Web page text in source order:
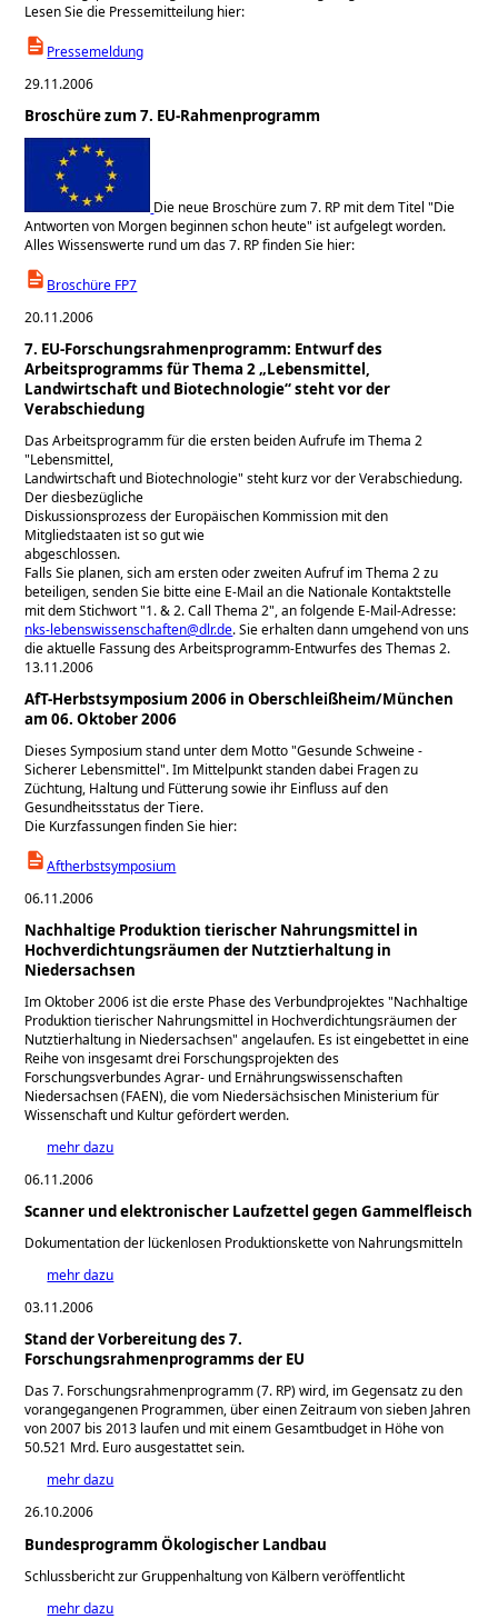
Lesen Sie die Pressemitteilung hier:
Pressemeldung
29.11.2006
Broschüre zum 7. EU-Rahmenprogramm
Die neue Broschüre zum 7. RP mit dem Titel "Die
Antworten von Morgen beginnen schon heute" ist aufgelegt worden.
Alles Wissenswerte rund um das 7. RP finden Sie hier:
Broschüre FP7
20.11.2006
7. EU-Forschungsrahmenprogramm: Entwurf des
Arbeitsprogramms für Thema 2 „Lebensmittel,
Landwirtschaft und Biotechnologie“ steht vor der
Verabschiedung
Das Arbeitsprogramm für die ersten beiden Aufrufe im Thema 2
Lebensmittel,
Landwirtschaft und Biotechnologie steht kurz vor der Verabschiedung.
Der diesbezügliche
Diskussionsprozess der Europäischen Kommission mit den
Mitgliedstaaten ist so gut wie
abgeschlossen.
Falls Sie planen, sich am ersten oder zweiten Aufruf im Thema 2 zu
beteiligen, senden Sie bitte eine E-Mail an die Nationale Kontaktstelle
mit dem Stichwort 1. & 2. Call Thema 2 , an folgende E-Mail-Adresse:
nks-lebenswissenschaften@dlr.de. Sie erhalten dann umgehend von uns
die aktuelle Fassung des Arbeitsprogramm-Entwurfes des Themas 2.
13.11.2006
AfT-Herbstsymposium 2006 in Oberschleißheim/München
am 06. Oktober 2006
Dieses Symposium stand unter dem Motto "Gesunde Schweine -
Sicherer Lebensmittel". Im Mittelpunkt standen dabei Fragen zu
Züchtung, Haltung und Fütterung sowie ihr Einfluss auf den
Gesundheitsstatus der Tiere.
Die Kurzfassungen finden Sie hier:
Aftherbstsymposium
06.11.2006
Nachhaltige Produktion tierischer Nahrungsmittel in
Hochverdichtungsräumen der Nutztierhaltung in
Niedersachsen
Im Oktober 2006 ist die erste Phase des Verbundprojektes "Nachhaltige
Produktion tierischer Nahrungsmittel in Hochverdichtungsräumen der
Nutztierhaltung in Niedersachsen" angelaufen. Es ist eingebettet in eine
Reihe von insgesamt drei Forschungsprojekten des
Forschungsverbundes Agrar- und Ernährungswissenschaften
Niedersachsen (FAEN), die vom Niedersächsischen Ministerium für
Wissenschaft und Kultur gefördert werden.
mehr dazu
06.11.2006
Scanner und elektronischer Laufzettel gegen Gammelfleisch
Dokumentation der lückenlosen Produktionskette von Nahrungsmitteln
mehr dazu
03.11.2006
Stand der Vorbereitung des 7.
Forschungsrahmenprogramms der EU
Das 7. Forschungsrahmenprogramm (7. RP) wird, im Gegensatz zu den
vorangegangenen Programmen, über einen Zeitraum von sieben Jahren
von 2007 bis 2013 laufen und mit einem Gesamtbudget in Höhe von
50.521 Mrd. Euro ausgestattet sein.
mehr dazu
26.10.2006
Bundesprogramm Ökologischer Landbau
Schlussbericht zur Gruppenhaltung von Kälbern veröffentlicht
mehr dazu